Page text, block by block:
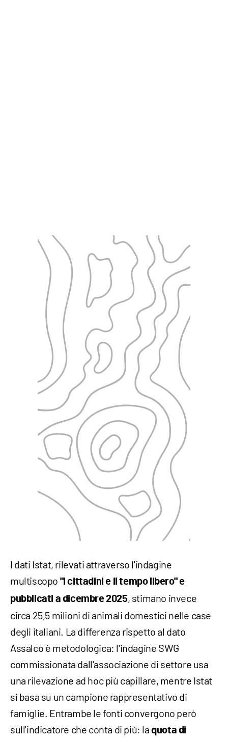
I dati Istat, rilevati attraverso l'indagine
multiscopo "I cittadini e il tempo libero" e
pubblicati a dicembre 2025, stimano invece
circa 25,5 milioni di animali domestici nelle case
degli italiani. La differenza rispetto al dato
Assalco è metodologica: l'indagine SWG
commissionata dall'associazione di settore usa
una rilevazione ad hoc più capillare, mentre Istat
si basa su un campione rappresentativo di
famiglie. Entrambe le fonti convergono però
sull'indicatore che conta di più: laquota di